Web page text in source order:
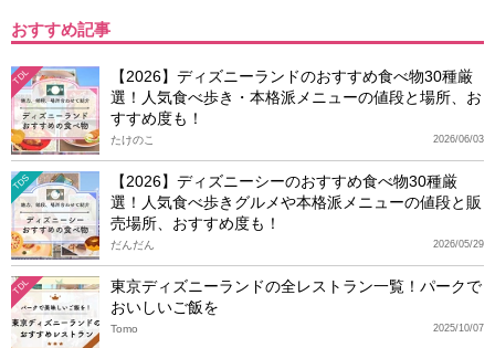
おすすめ記事
TDL
【2026】ディズニーランドのおすすめ食べ物30種厳
選！人気食べ歩き・本格派メニューの値段と場所、お
すすめ度も！
2026/06/03
たけのこ
TDS
【2026】ディズニーシーのおすすめ食べ物30種厳
選！人気食べ歩きグルメや本格派メニューの値段と販
売場所、おすすめ度も！
2026/05/29
だんだん
TDL
東京ディズニーランドの全レストラン一覧！パークで
おいしいご飯を
2025/10/07
Tomo